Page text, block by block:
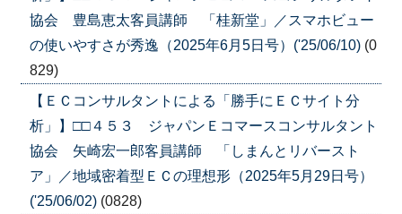
協会 豊島恵太客員講師 「桂新堂」／スマホビュー
の使いやすさが秀逸（2025年6月5日号）('25/06/10) (0
829)
【ＥＣコンサルタントによる「勝手にＥＣサイト分
析」】□□４５３ ジャパンＥコマースコンサルタント
協会 矢崎宏一郎客員講師 「しまんとリバースト
ア」／地域密着型ＥＣの理想形（2025年5月29日号）
('25/06/02) (0828)